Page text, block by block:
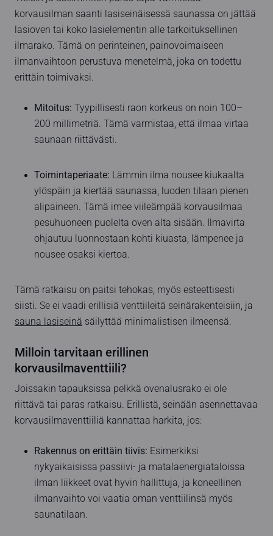
korvausilman saanti lasiseinäisessä saunassa on jättää
lasioven tai koko lasielementin alle tarkoituksellinen
ilmarako. Tämä on perinteinen, painovoimaiseen
ilmanvaihtoon perustuva menetelmä, joka on todettu
erittäin toimivaksi.
Mitoitus: Tyypillisesti raon korkeus on noin 100–
200 millimetriä. Tämä varmistaa, että ilmaa virtaa
saunaan riittävästi.
Toimintaperiaate: Lämmin ilma nousee kiukaalta
ylöspäin ja kiertää saunassa, luoden tilaan pienen
alipaineen. Tämä imee viileämpää korvausilmaa
pesuhuoneen puolelta oven alta sisään. Ilmavirta
ohjautuu luonnostaan kohti kiuasta, lämpenee ja
nousee osaksi kiertoa.
Tämä ratkaisu on paitsi tehokas, myös esteettisesti
siisti. Se ei vaadi erillisiä venttiileitä seinärakenteisiin, ja
sauna lasiseinä säilyttää minimalistisen ilmeensä.
Milloin tarvitaan erillinen
korvausilmaventtiili?
Joissakin tapauksissa pelkkä ovenalusrako ei ole
riittävä tai paras ratkaisu. Erillistä, seinään asennettavaa
korvausilmaventtiiliä kannattaa harkita, jos:
Rakennus on erittäin tiivis: Esimerkiksi
nykyaikaisissa passiivi- ja matalaenergiataloissa
ilman liikkeet ovat hyvin hallittuja, ja koneellinen
ilmanvaihto voi vaatia oman venttiilinsä myös
saunatilaan.